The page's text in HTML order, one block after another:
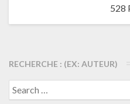
528
RECHERCHE : (EX: AUTEUR)
Search
for: